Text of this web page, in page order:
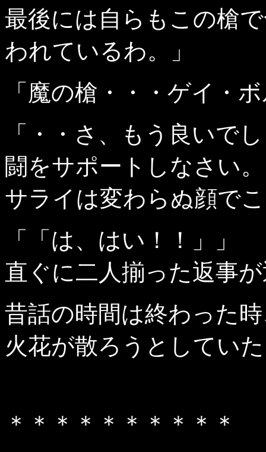
最後には自らもこの槍
われているわ。」
「魔の槍・・・ゲイ・
「・・さ、もう良いで
闘をサポートしなさい
サライは変わらぬ顔で
「「は、はい！！」」
直ぐに二人揃った返事
昔話の時間は終わった
火花が散ろうとしてい
＊＊＊＊＊＊＊＊＊＊